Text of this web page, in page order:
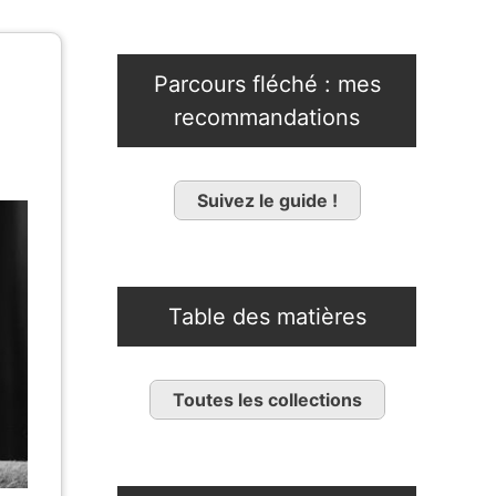
Parcours fléché : mes
recommandations
Suivez le guide !
Table des matières
Toutes les collections